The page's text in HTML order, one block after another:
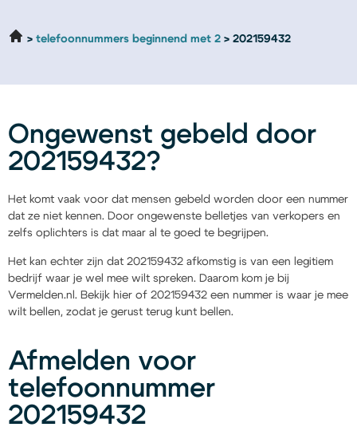
telefoonnummers beginnend met 2 202159432
Ongewenst gebeld door
202159432?
Het komt vaak voor dat mensen gebeld worden door een nummer
dat ze niet kennen. Door ongewenste belletjes van verkopers en
zelfs oplichters is dat maar al te goed te begrijpen.
Het kan echter zijn dat 202159432 afkomstig is van een legitiem
bedrijf waar je wel mee wilt spreken. Daarom kom je bij
Vermelden.nl. Bekijk hier of 202159432 een nummer is waar je mee
wilt bellen, zodat je gerust terug kunt bellen.
Afmelden voor
telefoonnummer
202159432